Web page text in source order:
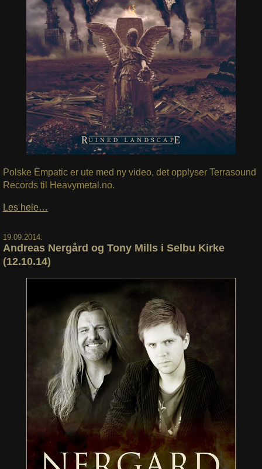
Polske Empatic er ute med ny video, det opplyser Terrasound
Records til Heavymetal.no.
Les hele…
19.09.2014:
Andreas Nergård og Tony Mills i Selbu Kirke
(12.10.14)